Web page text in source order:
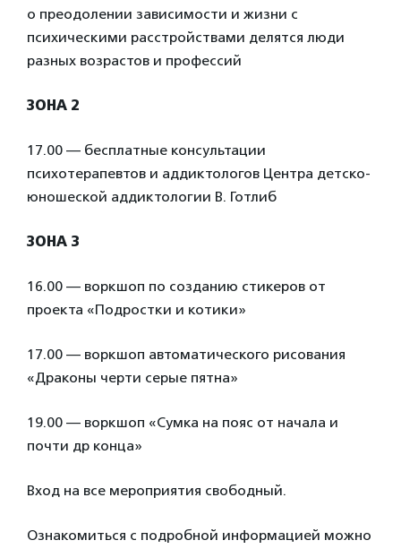
о преодолении зависимости и жизни с
психическими расстройствами делятся люди
разных возрастов и профессий
ЗОНА 2
17.00 — бесплатные консультации
психотерапевтов и аддиктологов Центра детско-
юношеской аддиктологии В. Готлиб
ЗОНА 3
16.00 — воркшоп по созданию стикеров от
проекта «Подростки и котики»
17.00 — воркшоп автоматического рисования
«Драконы черти серые пятна»
19.00 — воркшоп «Сумка на пояс от начала и
почти др конца»
Вход на все мероприятия свободный.
Ознакомиться с подробной информацией можно